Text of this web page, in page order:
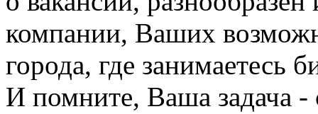
компании, Ваших
города, где занимаетесь
И помните, Ваша задача -